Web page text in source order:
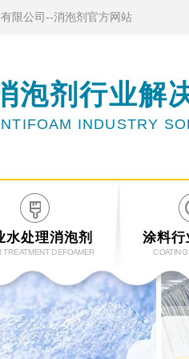
限公司--消泡剂官方网站
泡剂行业解
INDUSTRY
水处理消泡剂
TREATMENT DEFOAMER
涂料行